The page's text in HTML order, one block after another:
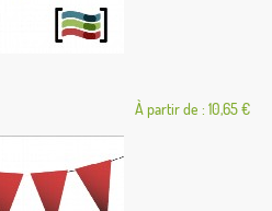
À partir de : 10,65 €